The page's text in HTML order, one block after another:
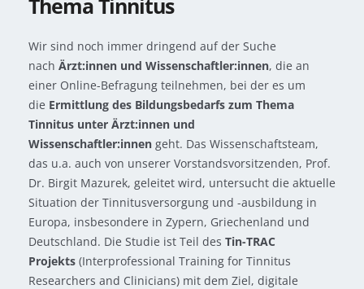
Thema Tinnitus
Wir sind noch immer dringend auf der Suche
nach Ärzt:innen und Wissenschaftler:innen, die an
einer Online-Befragung teilnehmen, bei der es um
die Ermittlung des Bildungsbedarfs zum Thema
Tinnitus unter Ärzt:innen und
Wissenschaftler:innen geht. Das Wissenschaftsteam,
das u.a. auch von unserer Vorstandsvorsitzenden, Prof.
Dr. Birgit Mazurek, geleitet wird, untersucht die aktuelle
Situation der Tinnitusversorgung und -ausbildung in
Europa, insbesondere in Zypern, Griechenland und
Deutschland. Die Studie ist Teil des Tin-TRAC
Projekts (Interprofessional Training for Tinnitus
Researchers and Clinicians) mit dem Ziel, digitale